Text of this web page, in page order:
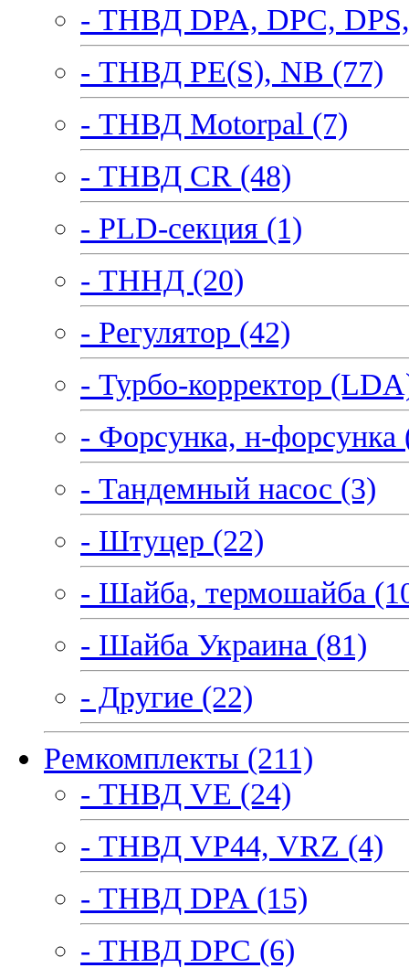
- ТНВД DPA, DPC,
- ТНВД PE(S), NB (77)
- ТНВД Motorpal (7)
- ТНВД CR (48)
- PLD-секция (1)
- ТННД (20)
- Регулятор (42)
- Турбо-корректор
- Форсунка, н-форсунка
- Тандемный насос (3)
- Штуцер (22)
- Шайба, термошайба
- Шайба Украина (81)
- Другие (22)
Ремкомплекты (211)
- ТНВД VE (24)
- ТНВД VP44, VRZ (4)
- ТНВД DPA (15)
- ТНВД DPC (6)